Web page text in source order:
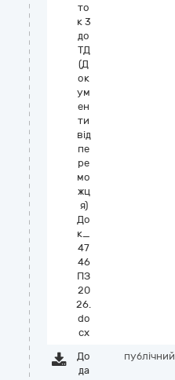
то
к 3
до
ТД
(Д
ок
ум
ен
ти
від
пе
ре
мо
жц
я)
До
к_
47
46
ПЗ
20
26.
do
cx
До
да
публічний